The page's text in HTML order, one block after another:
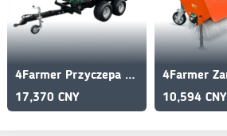
4Farmer Przyczepa rolnicza dwuosiowa 2,5T z kiprem 4FARMER
17,370 CNY
10,594 CNY